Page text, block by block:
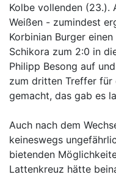
Kolbe vollenden (23.).
Weißen - zumindest
Korbinian Burger
Schikora zum 2:0 in
Philipp Besong auf
zum dritten Treffer für
gemacht, das gab es
Auch nach dem
keineswegs
bietenden
Lattenkreuz hätte